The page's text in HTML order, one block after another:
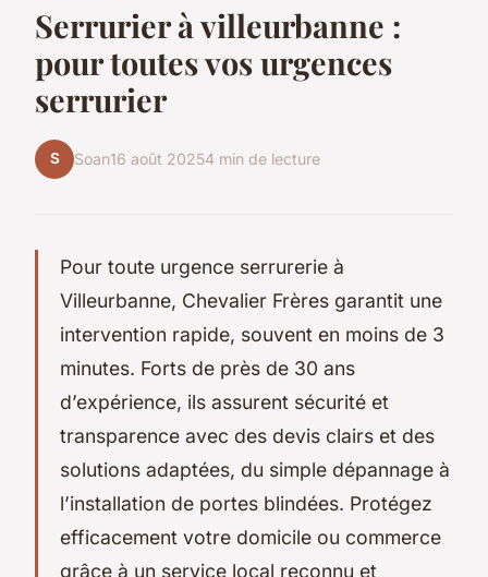
Serrurier à villeurbanne :
pour toutes vos urgences
serrurier
S Soan16 août 20254 min de lecture
Pour toute urgence serrurerie à
Villeurbanne, Chevalier Frères garantit une
intervention rapide, souvent en moins de 3
minutes. Forts de près de 30 ans
d’expérience, ils assurent sécurité et
transparence avec des devis clairs et des
solutions adaptées, du simple dépannage à
l’installation de portes blindées. Protégez
efficacement votre domicile ou commerce
grâce à un service local reconnu et